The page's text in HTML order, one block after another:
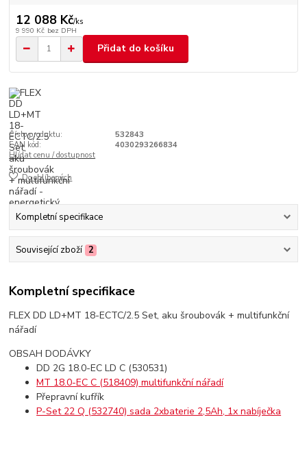
12 088 Kč/ks
9 990 Kč bez DPH
Přidat do košíku
Číslo produktu:
532843
EAN kód:
4030293266834
Hlídat cenu / dostupnost
Do oblíbených
Kompletní specifikace
Související zboží 2
Kompletní specifikace
FLEX DD LD+MT 18-ECTC/2.5 Set, aku šroubovák + multifunkční
nářadí
OBSAH DODÁVKY
DD 2G 18.0-EC LD C (530531)
MT 18.0-EC C (518409) multifunkční nářadí
Přepravní kufřík
P-Set 22 Q (532740) sada 2xbaterie 2,5Ah, 1x nabíječka